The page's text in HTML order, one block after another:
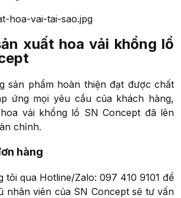
xuất hoa vải khổng lồ
sản phẩm hoàn thiện đạt được chất
ứng mọi yêu cầu của khách hàng,
vải khổng lồ SN Concept đã lên
chỉnh.
hàng
tôi qua Hotline/Zalo: 097 410 9101 để
nhân viên của SN Concept sẽ tư vấn